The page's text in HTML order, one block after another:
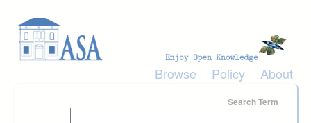
Browse Policy About
Search Term